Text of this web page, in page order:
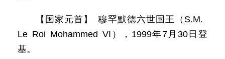
【国家元首】 穆罕默德六世国王（S.M.
Le Roi Mohammed VI），1999年7月30日登
基。